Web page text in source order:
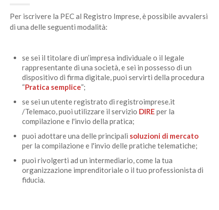
Per iscrivere la PEC al Registro Imprese, è possibile avvalersi
di una delle seguenti modalità:
se sei il titolare di un’impresa individuale o il legale
rappresentante di una società, e sei in possesso di un
dispositivo di firma digitale, puoi servirti della procedura
“Pratica semplice”;
se sei un utente registrato di registroimprese.it
/Telemaco, puoi utilizzare il servizio DIRE per la
compilazione e l'invio della pratica;
puoi adottare una delle principali soluzioni di mercato
per la compilazione e l'invio delle pratiche telematiche;
puoi rivolgerti ad un intermediario, come la tua
organizzazione imprenditoriale o il tuo professionista di
fiducia.